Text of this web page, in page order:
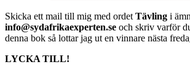
Skicka ett mail till mig med ordet Tävling i
info@sydafrikaexperten.se och skriv varför
denna bok så lottar jag ut en vinnare nästa
LYCKA TILL!